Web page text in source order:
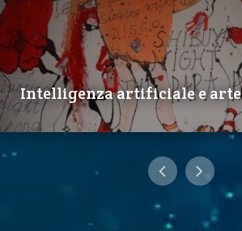
Intelligenza artificiale e arte